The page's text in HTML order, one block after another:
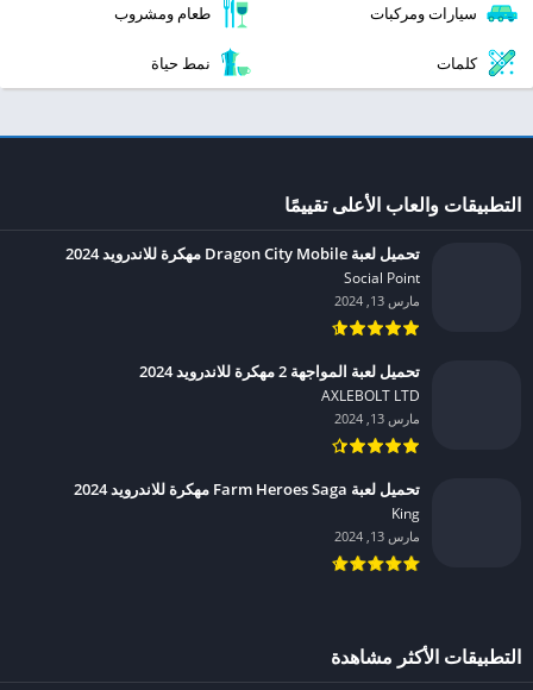
سيارات ومركبات طعام ومشروب
كلمات نمط حياة
التطبيقات والعاب الأعلى تقييمًا
تحميل لعبة Dragon City Mobile مهكرة للاندرويد 2024
Social Point‏
مارس 13, 2024
تحميل لعبة المواجهة 2 مهكرة للاندرويد 2024
AXLEBOLT LTD‏
مارس 13, 2024
تحميل لعبة Farm Heroes Saga مهكرة للاندرويد 2024
King‏
مارس 13, 2024
التطبيقات الأكثر مشاهدة